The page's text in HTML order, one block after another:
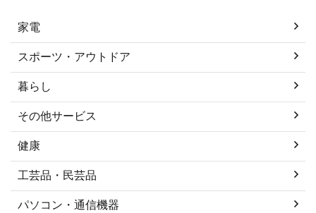
家電
スポーツ・アウトドア
暮らし
その他サービス
健康
工芸品・民芸品
パソコン・通信機器